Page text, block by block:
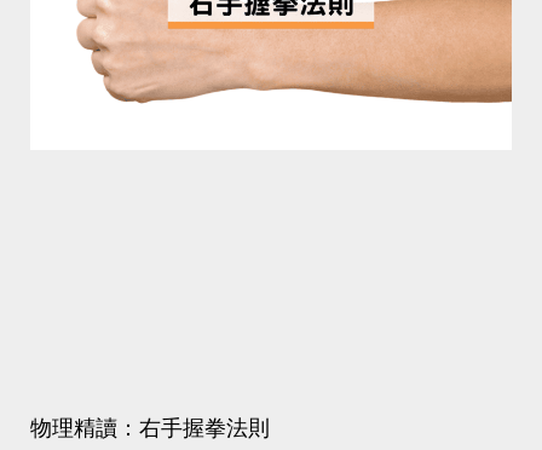
物理精讀：右手握拳法則